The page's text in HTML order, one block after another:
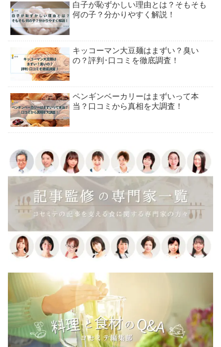
白子が恥ずかしい理由とは？そもそも
何の子？分かりやすく解説！
キッコーマン大豆麺はまずい？臭い
の？評判･口コミを徹底調査！
ペンギンベーカリーはまずいって本
当？口コミから真相を大調査！